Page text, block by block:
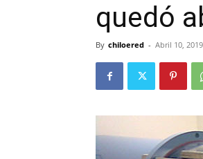
quedó
By chiloered - Abril 10, 2019